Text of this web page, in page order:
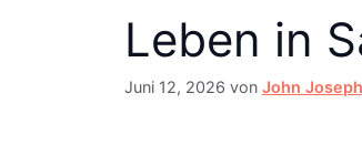
Leben in
Juni 12, 2026 von John Joseph